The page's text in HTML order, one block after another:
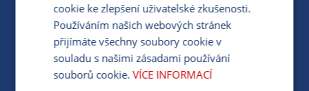
MÁM DOTAZ KE STÁVAJÍCÍ SMLOUVĚ
412 154 154
PO-PÁ 7:30-17:00
cookie ke zlepšení uživatelské zkušenosti.
Používáním našich webových stránek
přijímáte všechny soubory cookie v
souladu s našimi zásadami používání
souborů cookie. VÍCE INFORMACÍ